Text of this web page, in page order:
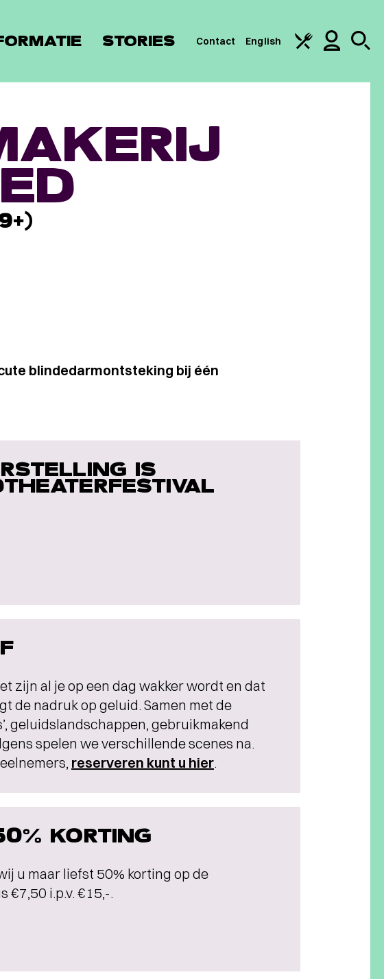
STORIES Contact English
blindedarmontsteking bij één
IS
zijn al je op een dag wakker wordt en dat
de nadruk op geluid. Samen met de
geluidslandschappen, gebruikmakend
spelen we verschillende scenes na.
reserveren kunt u hier.
KORTING
u maar liefst 50% korting op de
€7,50 i.p.v. €15,-.